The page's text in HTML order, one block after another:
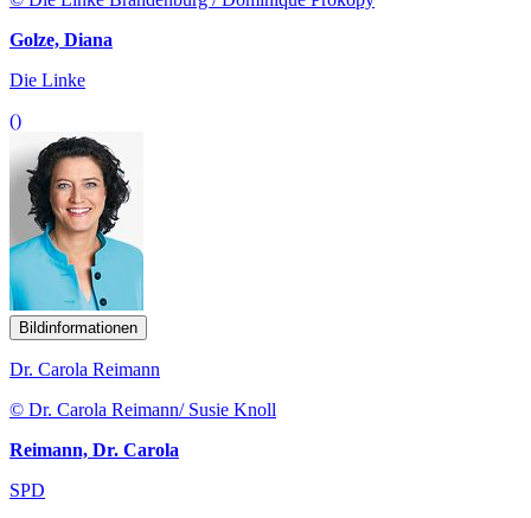
Golze, Diana
Die Linke
()
Bildinformationen
Dr. Carola Reimann
© Dr. Carola Reimann/ Susie Knoll
Reimann, Dr. Carola
SPD